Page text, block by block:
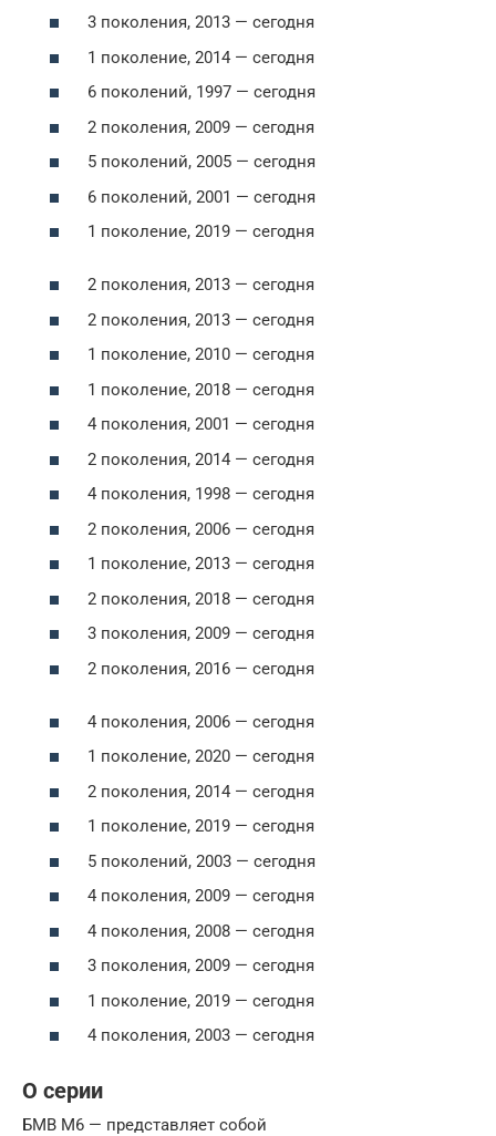
3 поколения, 2013 — сегодня
1 поколение, 2014 — сегодня
6 поколений, 1997 — сегодня
2 поколения, 2009 — сегодня
5 поколений, 2005 — сегодня
6 поколений, 2001 — сегодня
1 поколение, 2019 — сегодня
2 поколения, 2013 — сегодня
2 поколения, 2013 — сегодня
1 поколение, 2010 — сегодня
1 поколение, 2018 — сегодня
4 поколения, 2001 — сегодня
2 поколения, 2014 — сегодня
4 поколения, 1998 — сегодня
2 поколения, 2006 — сегодня
1 поколение, 2013 — сегодня
2 поколения, 2018 — сегодня
3 поколения, 2009 — сегодня
2 поколения, 2016 — сегодня
4 поколения, 2006 — сегодня
1 поколение, 2020 — сегодня
2 поколения, 2014 — сегодня
1 поколение, 2019 — сегодня
5 поколений, 2003 — сегодня
4 поколения, 2009 — сегодня
4 поколения, 2008 — сегодня
3 поколения, 2009 — сегодня
1 поколение, 2019 — сегодня
4 поколения, 2003 — сегодня
О серии
БМВ М6 — представляет собой